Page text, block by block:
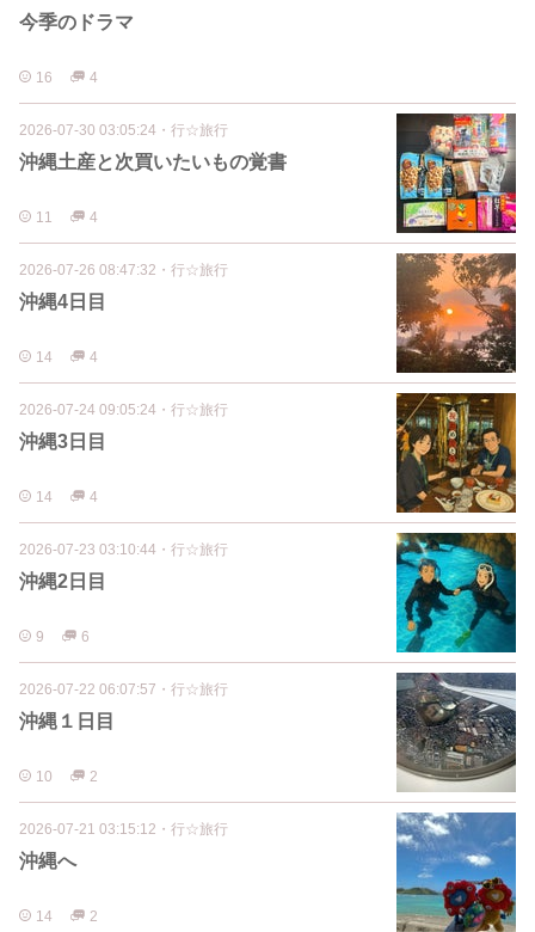
今季のドラマ
16 4
2026-07-30 03:05:24 ・ 行☆旅行
沖縄土産と次買いたいもの覚書
11 4
2026-07-26 08:47:32 ・ 行☆旅行
沖縄4日目
14 4
2026-07-24 09:05:24 ・ 行☆旅行
沖縄3日目
14 4
2026-07-23 03:10:44 ・ 行☆旅行
沖縄2日目
9 6
2026-07-22 06:07:57 ・ 行☆旅行
沖縄１日目
10 2
2026-07-21 03:15:12 ・ 行☆旅行
沖縄へ
14 2